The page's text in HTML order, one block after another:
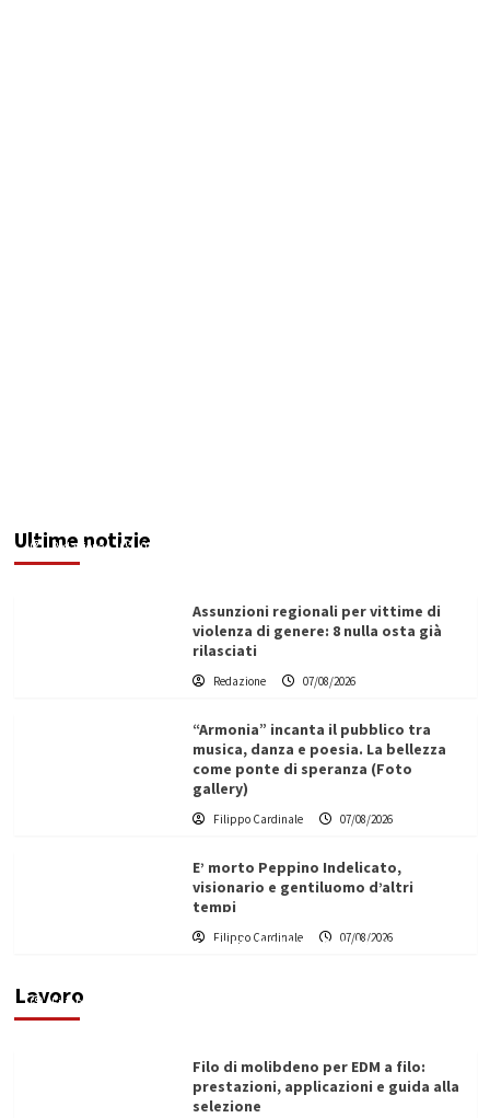
Ultime notizie
Redazione 07/08/2026
Assunzioni regionali per vittime di
violenza di genere: 8 nulla osta già
rilasciati
Redazione 07/08/2026
“Armonia” incanta il pubblico tra
musica, danza e poesia. La bellezza
come ponte di speranza (Foto
gallery)
Filippo Cardinale 07/08/2026
E’ morto Peppino Indelicato,
visionario e gentiluomo d’altri
tempi
Filippo Cardinale 07/08/2026
Lavoro
L’ingegnere saccense Buscarnera partner chiave
di un progetto transnazionale per la transizione
Filippo Cardinale
Filo di molibdeno per EDM a filo:
prestazioni, applicazioni e guida alla
selezione